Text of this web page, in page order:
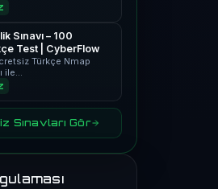
Sınavı – 100
Test | CyberFlow
Türkçe Nmap
ile…
Sınavları Gör